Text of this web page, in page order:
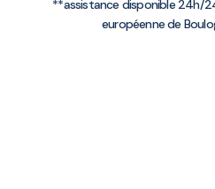
**assistance disponible 24h/
européenne de